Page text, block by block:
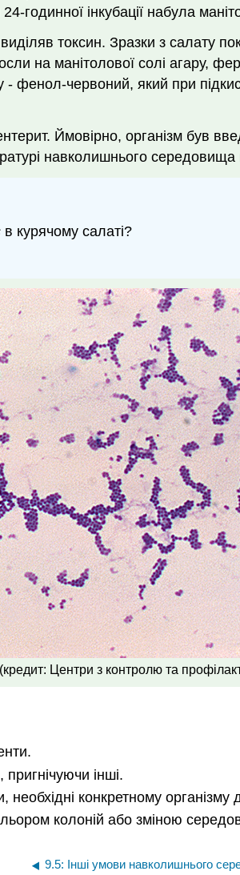
інкубації набула
токсин. Зразки з салату
на манітолової солі агару,
фенол-червоний, який при
Ймовірно, організм був
навколишнього середовища
в курячому салаті?
Центри з контролю та
інші.
необхідні конкретному організму
колоній або зміною